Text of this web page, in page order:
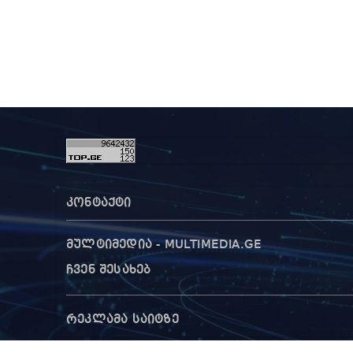
კონტაქტი
მულტიმედია - MULTIMEDIA.GE
ჩვენ შესახებ
რეკლამა საიტზე